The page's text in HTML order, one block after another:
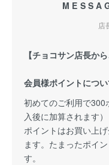
店
【チョコサン店長か
会員様ポイントにつ
初めてのご利用で
入後に加算されます）
ポイントはお買い上
ます。たまったポイ
す。